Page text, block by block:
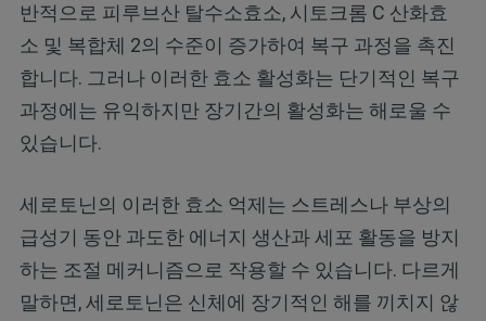
반적으로 피루브산 탈수소효소, 시토크롬 C 산화효
소 및 복합체 2의 수준이 증가하여 복구 과정을 촉진
합니다. 그러나 이러한 효소 활성화는 단기적인 복구
과정에는 유익하지만 장기간의 활성화는 해로울 수
있습니다.
세로토닌의 이러한 효소 억제는 스트레스나 부상의
급성기 동안 과도한 에너지 생산과 세포 활동을 방지
하는 조절 메커니즘으로 작용할 수 있습니다. 다르게
말하면, 세로토닌은 신체에 장기적인 해를 끼치지 않